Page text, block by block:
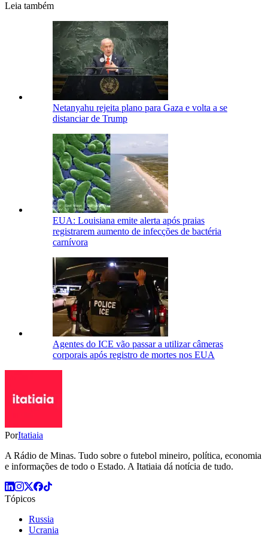
Leia também
Netanyahu rejeita plano para Gaza e volta a se
distanciar de Trump
EUA: Louisiana emite alerta após praias
registrarem aumento de infecções de bactéria
carnívora
Agentes do ICE vão passar a utilizar câmeras
corporais após registro de mortes nos EUA
PorItatiaia
A Rádio de Minas. Tudo sobre o futebol mineiro, política, economia
e informações de todo o Estado. A Itatiaia dá notícia de tudo.
Tópicos
Russia
Ucrania